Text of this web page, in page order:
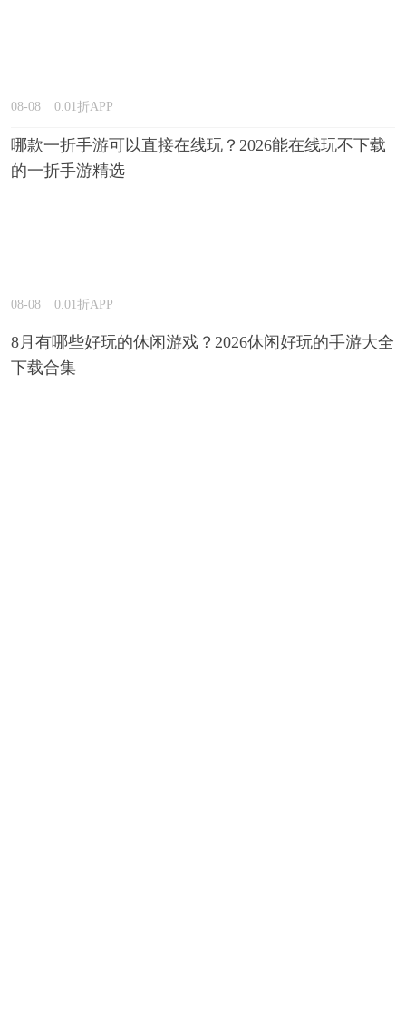
08-08 0.01折APP
哪款一折手游可以直接在线玩？2026能在线玩不下载
的一折手游精选
08-08 0.01折APP
8月有哪些好玩的休闲游戏？2026休闲好玩的手游大全
下载合集